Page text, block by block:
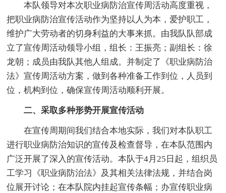
本队领导对本次职业病防治宣传周活动高度重视，
把职业病防治宣传活动作为坚持以人为本，爱护职工，
维护广大劳动者的切身利益的大事来抓。由我队队部成
立了宣传周活动领导小组，组长：王振亮；副组长：徐
龙朝；成员由我队其他人组成。并制定了《职业病防治
法》宣传周活动方案，做到各种准备工作到位，人员到
位，机构到位，确保宣传周活动顺利开展。
二、采取多种形势开展宣传活动
在宣传周期间我们结合本地实际，我们对本队职工
进行职业病防治知识的宣传及检查督导，在本队范围内
广泛开展了深入的宣传活动。本队于4月25日起，组织员
工学习《职业病防治法》及其相关法律法规，并结合岗
位展开讨论；在本队院内挂起宣传条幅；办宣传职业病